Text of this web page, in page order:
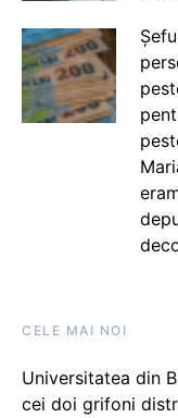
CELE MAI NOI
Universitatea din
cei doi grifoni